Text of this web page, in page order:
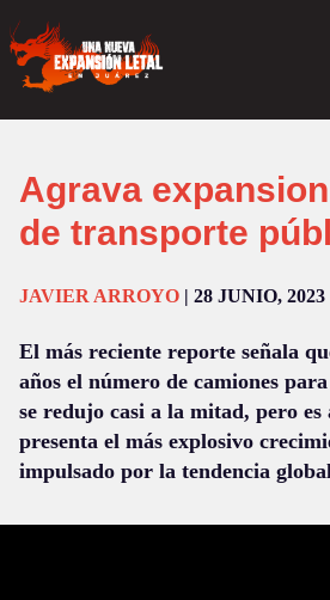
Agrava
de transporte
JAVIER ARROYO | 28 JUNIO, 2023
El más reciente reporte señala
años el número de camiones
se redujo casi a la mitad, pero es
presenta el más explosivo
impulsado por la tendencia